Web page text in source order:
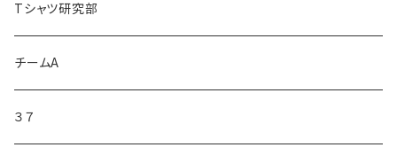
Tシャツ研究部
チームA
３７